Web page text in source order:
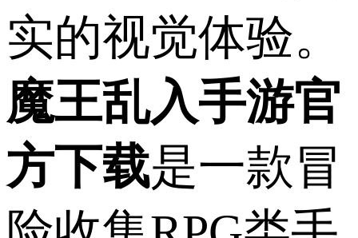
实的视觉体验。
魔王乱入手游官
方下载是一款冒